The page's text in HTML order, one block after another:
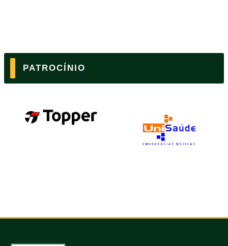
PATROCÍNIO